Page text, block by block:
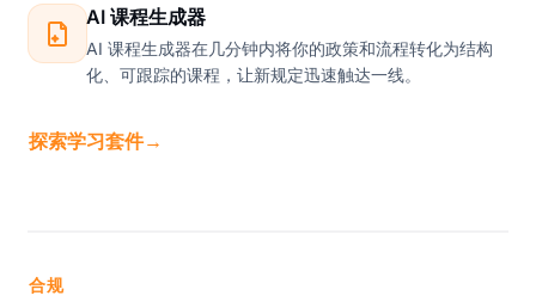
AI 课程生成器
AI 课程生成器在几分钟内将你的政策和流程转化为结构
化、可跟踪的课程，让新规定迅速触达一线。
探索学习套件→
合规